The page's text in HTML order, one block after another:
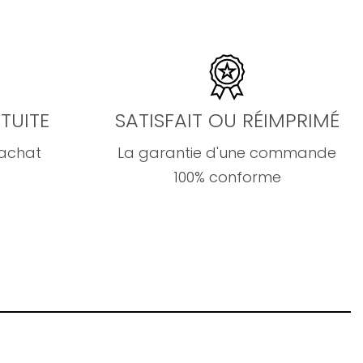
SATISFAIT OU RÉIMPRIMÉ
La garantie d'une commande
100% conforme